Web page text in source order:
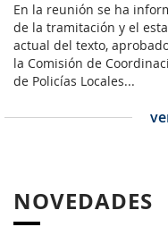
En la reunión se ha
de la tramitación y el
actual del texto,
la Comisión de
de Policías Locales...
NOVEDADES